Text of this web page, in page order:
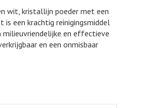
wit, kristallijn poeder met een
is een krachtig reinigingsmiddel
en effectieve
en een onmisbaar